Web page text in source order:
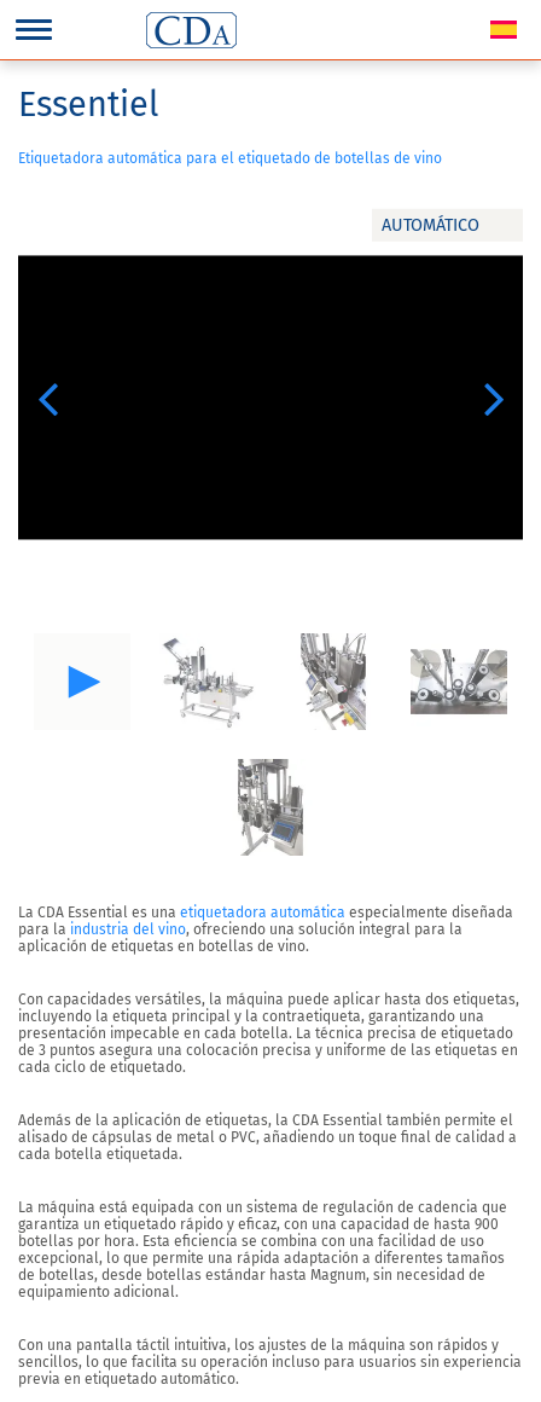
AUTOMÁTICO
Previous Next
Essentiel
Etiquetadora automática para el etiquetado de botellas de vino
La CDA Essential es una etiquetadora automática especialmente diseñada
para la industria del vino, ofreciendo una solución integral para la
aplicación de etiquetas en botellas de vino.
Con capacidades versátiles, la máquina puede aplicar hasta dos etiquetas,
incluyendo la etiqueta principal y la contraetiqueta, garantizando una
presentación impecable en cada botella. La técnica precisa de etiquetado
de 3 puntos asegura una colocación precisa y uniforme de las etiquetas en
cada ciclo de etiquetado.
Además de la aplicación de etiquetas, la CDA Essential también permite el
alisado de cápsulas de metal o PVC, añadiendo un toque final de calidad a
cada botella etiquetada.
La máquina está equipada con un sistema de regulación de cadencia que
garantiza un etiquetado rápido y eficaz, con una capacidad de hasta 900
botellas por hora. Esta eficiencia se combina con una facilidad de uso
excepcional, lo que permite una rápida adaptación a diferentes tamaños
de botellas, desde botellas estándar hasta Magnum, sin necesidad de
equipamiento adicional.
Con una pantalla táctil intuitiva, los ajustes de la máquina son rápidos y
sencillos, lo que facilita su operación incluso para usuarios sin experiencia
previa en etiquetado automático.